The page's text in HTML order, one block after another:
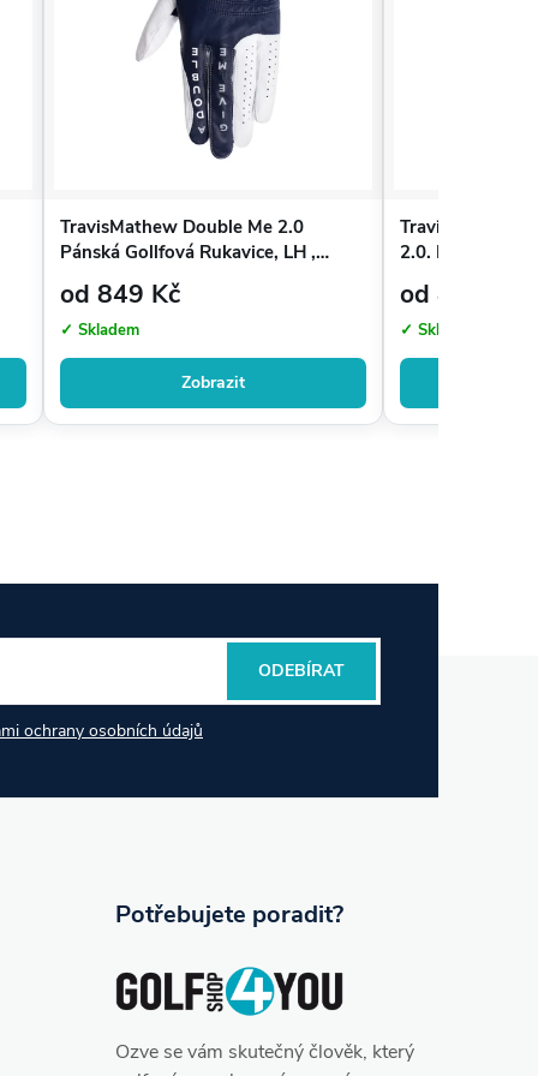
TravisMathew Double Me 2.0
Pánská Gollfová Rukavice, LH ,
od 849 Kč
✓ Skladem
Zobrazit
TravisMathew
2.0. Pánská
od 849 Kč
✓ Skladem
ochrany osobních údajů
ODEBÍRAT
Potřebujete poradit?
Ozve se vám skutečný člověk, který